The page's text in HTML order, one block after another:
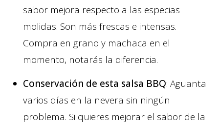
sabor mejora respecto a las especias
molidas. Son más frescas e intensas.
Compra en grano y machaca en el
momento, notarás la diferencia.
Conservación de esta salsa BBQ: Aguanta
varios días en la nevera sin ningún
problema. Si quieres mejorar el sabor de la